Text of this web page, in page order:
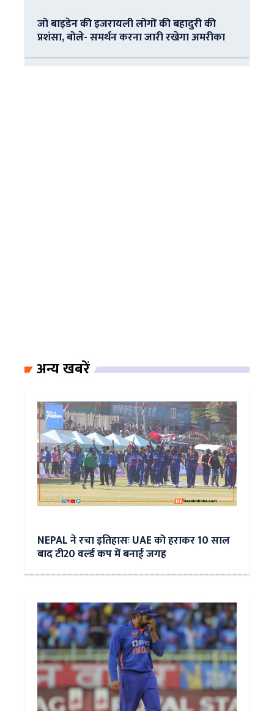
जो बाइडेन की इजरायली लोगों की बहादुरी की
प्रशंसा, बोले- समर्थन करना जारी रखेगा अमरीका
अन्य खबरें
NEPAL ने रचा इतिहासः UAE को हराकर 10 साल
बाद टी20 वर्ल्ड कप में बनाई जगह